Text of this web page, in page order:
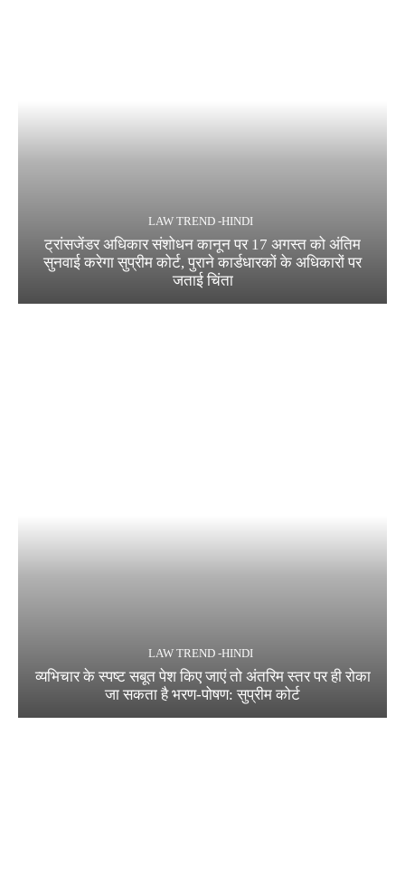
LAW TREND -HINDI
ट्रांसजेंडर अधिकार संशोधन कानून पर 17 अगस्त को अंतिम
सुनवाई करेगा सुप्रीम कोर्ट, पुराने कार्डधारकों के अधिकारों पर
जताई चिंता
LAW TREND -HINDI
व्यभिचार के स्पष्ट सबूत पेश किए जाएं तो अंतरिम स्तर पर ही रोका
जा सकता है भरण-पोषण: सुप्रीम कोर्ट